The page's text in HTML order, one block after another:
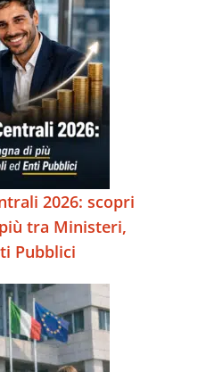
2026: scopri
tra Ministeri,
Pubblici